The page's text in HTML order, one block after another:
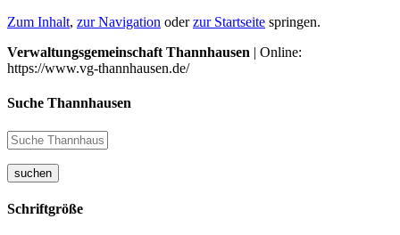
Zum Inhalt, zur Navigation oderzur Startseite springen.
Verwaltungsgemeinschaft Thannhausen | Online:
https://www.vg-thannhausen.de/
Suche Thannhausen
suchen
Schriftgröße